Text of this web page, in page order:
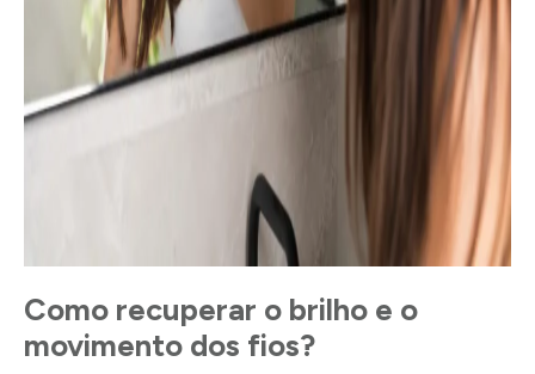
Como recuperar o brilho e o
movimento dos fios?